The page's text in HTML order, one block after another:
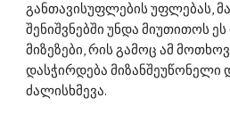
განთავისუფლების უფლებას,
შენიშვნებში უნდა მიუთითოს
მიზეზები, რის გამოც ამ
დასჭირდება მიზანშეუწონელი
ძალისხმევა.